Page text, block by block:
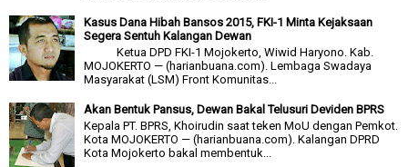
Kasus Dana Hibah Bansos 2015, FKI-1 Minta Kejaksaan
Segera Sentuh Kalangan Dewan
Ketua DPD FKI-1 Mojokerto, Wiwid Haryono. Kab.
MOJOKERTO — (harianbuana.com). Lembaga Swadaya
Masyarakat (LSM) Front Komunitas...
Akan Bentuk Pansus, Dewan Bakal Telusuri Deviden BPRS
Kepala PT. BPRS, Khoirudin saat teken MoU dengan Pemkot.
Kota MOJOKERTO — (harianbuana.com). Kalangan DPRD
Kota Mojokerto bakal membentuk...